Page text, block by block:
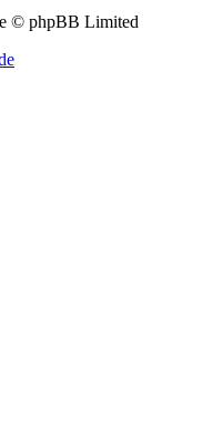
© phpBB Limited